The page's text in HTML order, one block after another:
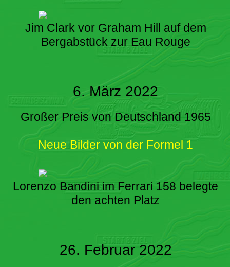
Jim Clark vor Graham Hill auf dem
Bergabstück zur Eau Rouge
6. März 2022
Großer Preis von Deutschland 1965
Neue Bilder von der Formel 1
Lorenzo Bandini im Ferrari 158 belegte
den achten Platz
26. Februar 2022